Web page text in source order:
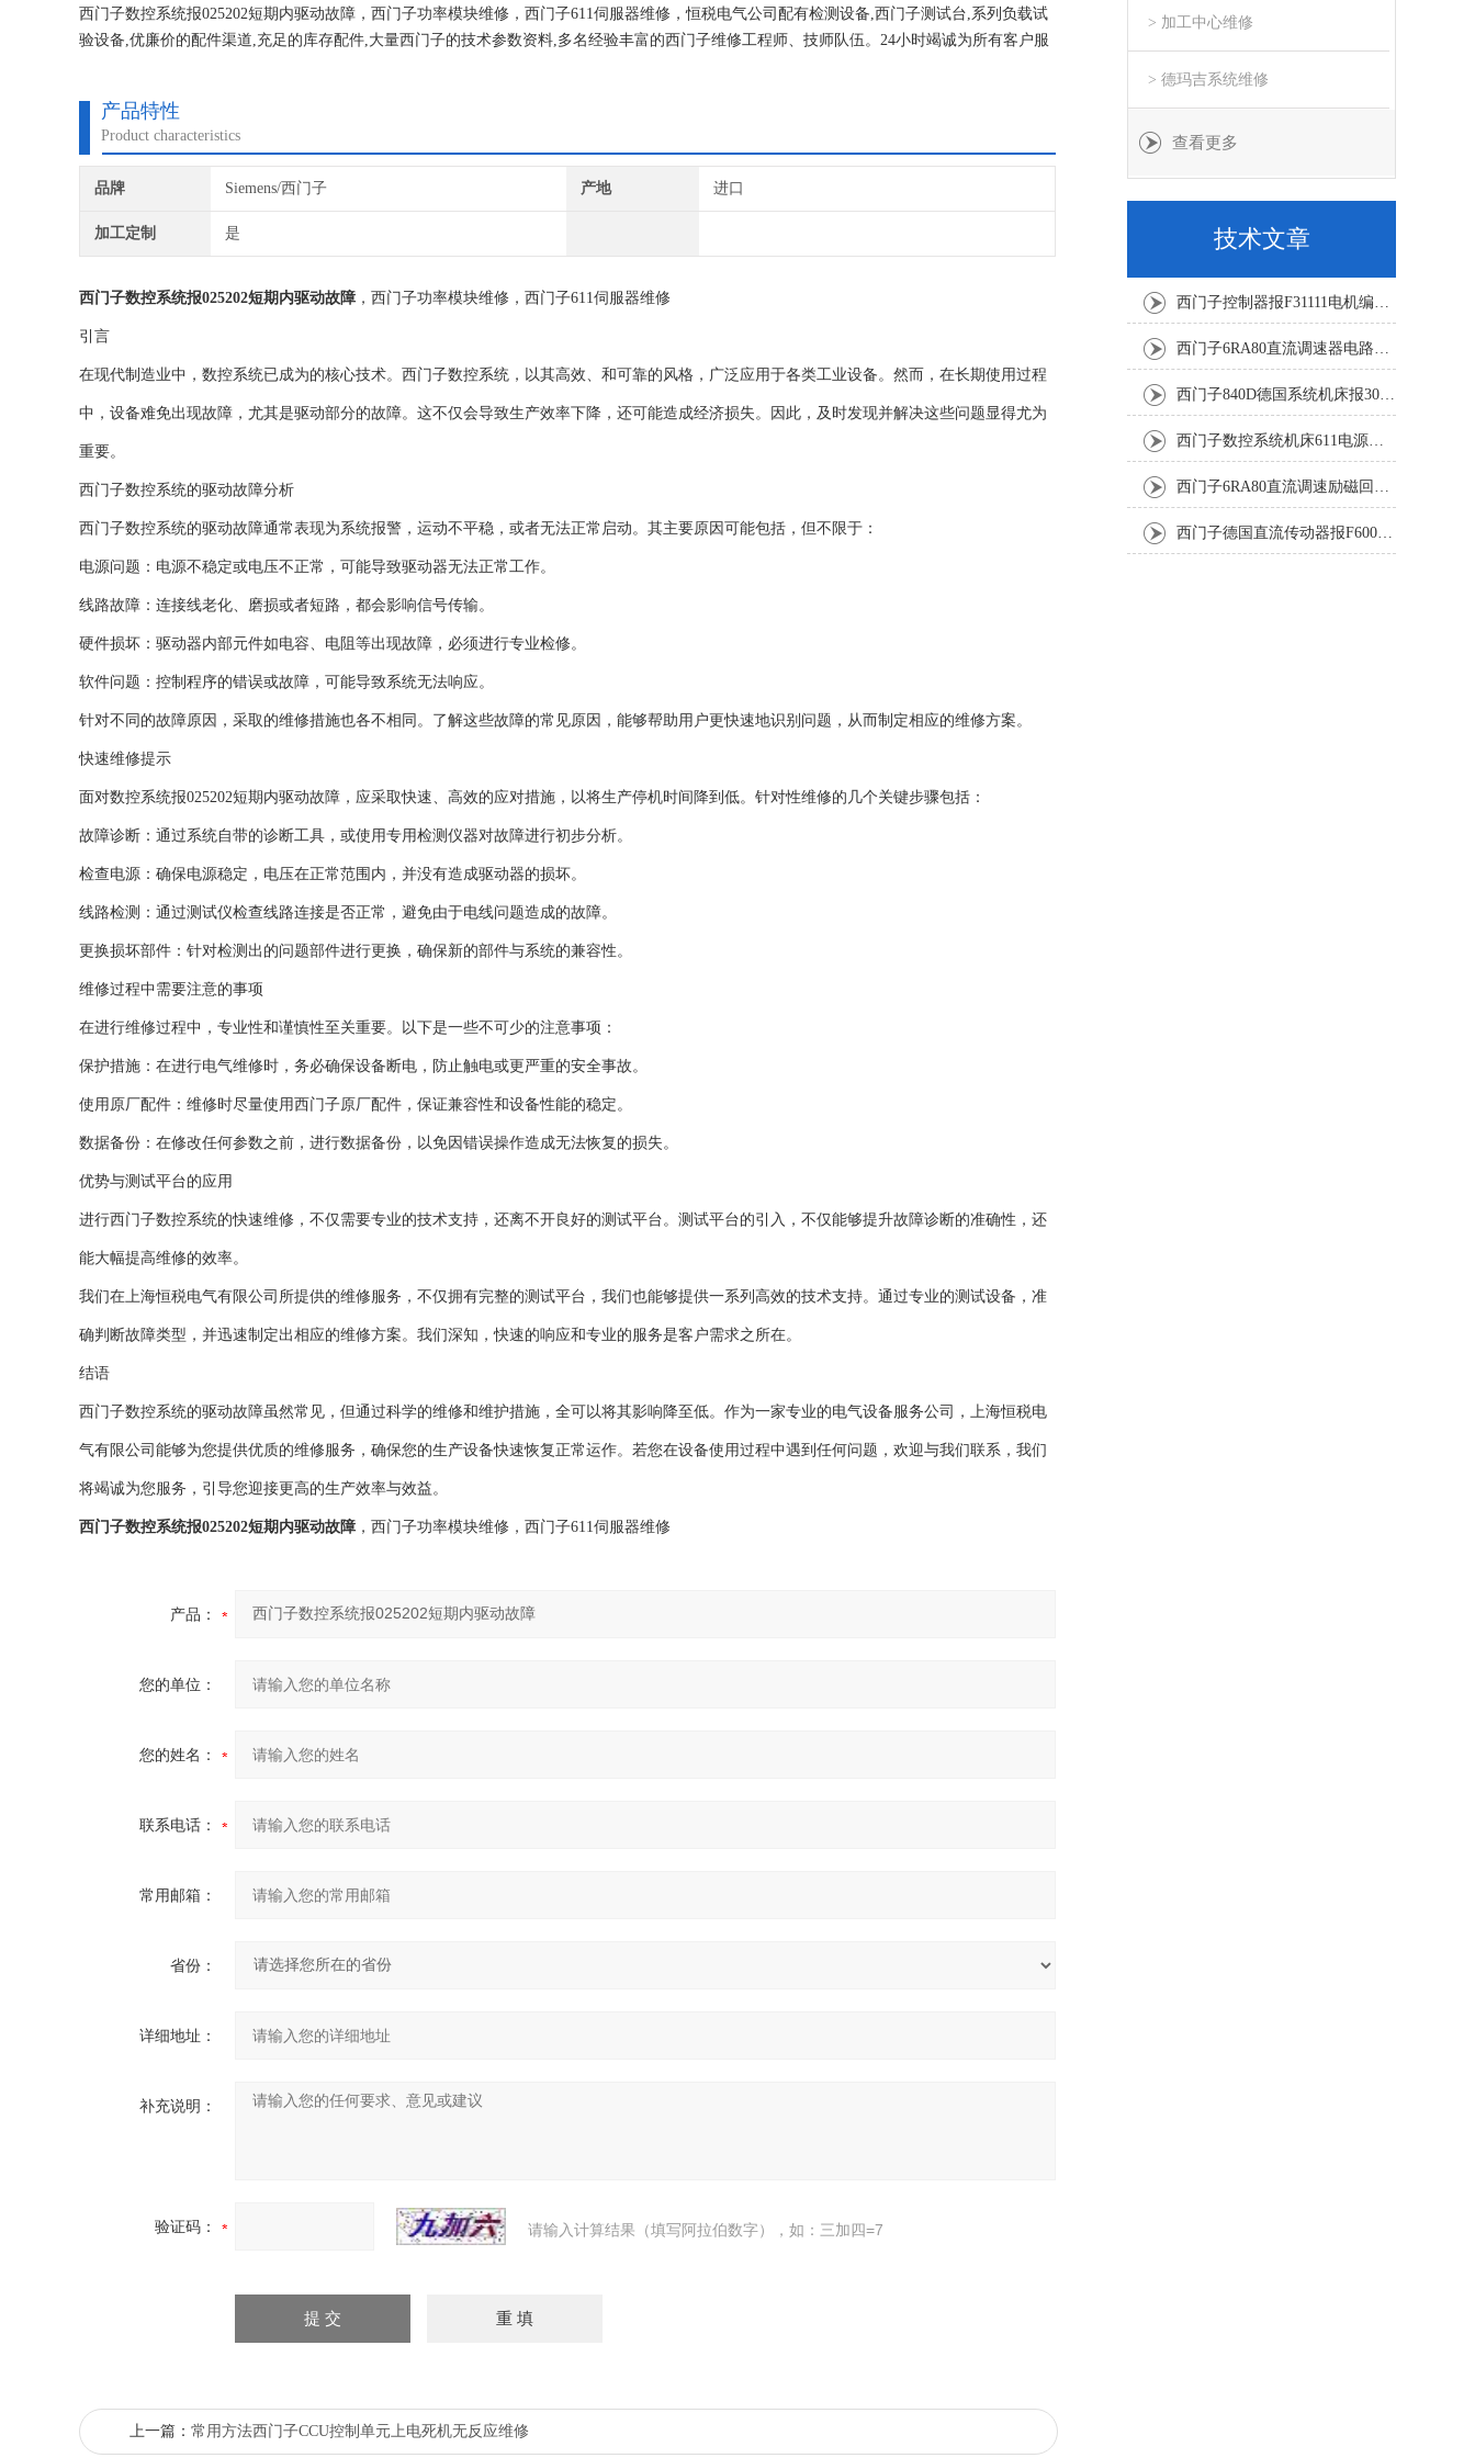
西门子数控系统报025202短期内驱动故障，西门子功率模块维修，西门子611伺服器维修，恒税电气公司配有检测设备,西门子测试台,系列负载试
验设备,优廉价的配件渠道,充足的库存配件,大量西门子的技术参数资料,多名经验丰富的西门子维修工程师、技师队伍。24小时竭诚为所有客户服
产品特性
Product characteristics
品牌 Siemens/西门子 产地 进口
加工定制 是
西门子数控系统报025202短期内驱动故障 ，西门子功率模块维修，西门子611伺服器维修
引言
在现代制造业中，数控系统已成为的核心技术。西门子数控系统，以其高效、和可靠的风格，广泛应用于各类工业设备。然而，在长期使用过程
中，设备难免出现故障，尤其是驱动部分的故障。这不仅会导致生产效率下降，还可能造成经济损失。因此，及时发现并解决这些问题显得尤为
重要。
西门子数控系统的驱动故障分析
西门子数控系统的驱动故障通常表现为系统报警，运动不平稳，或者无法正常启动。其主要原因可能包括，但不限于：
电源问题：电源不稳定或电压不正常，可能导致驱动器无法正常工作。
线路故障：连接线老化、磨损或者短路，都会影响信号传输。
硬件损坏：驱动器内部元件如电容、电阻等出现故障，必须进行专业检修。
软件问题：控制程序的错误或故障，可能导致系统无法响应。
针对不同的故障原因，采取的维修措施也各不相同。了解这些故障的常见原因，能够帮助用户更快速地识别问题，从而制定相应的维修方案。
快速维修提示
面对数控系统报025202短期内驱动故障，应采取快速、高效的应对措施，以将生产停机时间降到低。针对性维修的几个关键步骤包括：
故障诊断：通过系统自带的诊断工具，或使用专用检测仪器对故障进行初步分析。
检查电源：确保电源稳定，电压在正常范围内，并没有造成驱动器的损坏。
线路检测：通过测试仪检查线路连接是否正常，避免由于电线问题造成的故障。
更换损坏部件：针对检测出的问题部件进行更换，确保新的部件与系统的兼容性。
维修过程中需要注意的事项
在进行维修过程中，专业性和谨慎性至关重要。以下是一些不可少的注意事项：
保护措施：在进行电气维修时，务必确保设备断电，防止触电或更严重的安全事故。
使用原厂配件：维修时尽量使用西门子原厂配件，保证兼容性和设备性能的稳定。
数据备份：在修改任何参数之前，进行数据备份，以免因错误操作造成无法恢复的损失。
优势与测试平台的应用
进行西门子数控系统的快速维修，不仅需要专业的技术支持，还离不开良好的测试平台。测试平台的引入，不仅能够提升故障诊断的准确性，还
能大幅提高维修的效率。
我们在上海恒税电气有限公司所提供的维修服务，不仅拥有完整的测试平台，我们也能够提供一系列高效的技术支持。通过专业的测试设备，准
确判断故障类型，并迅速制定出相应的维修方案。我们深知，快速的响应和专业的服务是客户需求之所在。
结语
西门子数控系统的驱动故障虽然常见，但通过科学的维修和维护措施，全可以将其影响降至低。作为一家专业的电气设备服务公司，上海恒税电
气有限公司能够为您提供优质的维修服务，确保您的生产设备快速恢复正常运作。若您在设备使用过程中遇到任何问题，欢迎与我们联系，我们
将竭诚为您服务，引导您迎接更高的生产效率与效益。
西门子数控系统报025202短期内驱动故障 ，西门子功率模块维修，西门子611伺服器维修
产品：
您的单位：
您的姓名：
联系电话：
常用邮箱：
省份：
详细地址：
补充说明：
验证码： 请输入计算结果（填写阿拉伯数字），如：三加四=7
上一篇： 常用方法西门子CCU控制单元上电死机无反应维修
> 加工中心维修
> 德玛吉系统维修
查看更多
技术文章
西门子控制器报F31111电机编码器坏修复解决
西门子6RA80直流调速器电路板坏销售修理单位
西门子840D德国系统机床报300501修复解决
西门子数控系统机床611电源模块灯不显示修复解决
西门子6RA80直流调速励磁回路坏报F60005修复排除
西门子德国直流传动器报F60067高温报警修复排除方法